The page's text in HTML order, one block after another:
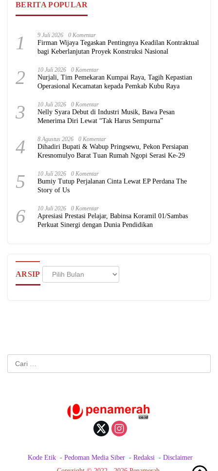
BERITA POPULAR
1 9 Juli 2026 0 Komentar
Firman Wijaya Tegaskan Pentingnya Keadilan Kontraktual
bagi Keberlanjutan Proyek Konstruksi Nasional
2 10 Juli 2026 0 Komentar
Nurjali, Tim Pemekaran Kumpai Raya, Tagih Kepastian
Operasional Kecamatan kepada Pemkab Kubu Raya
3 10 Juli 2026 0 Komentar
Nelly Syara Debut di Industri Musik, Bawa Pesan
Menerima Diri Lewat “Tak Harus Sempurna”
4 8 Agustus 2026 0 Komentar
Dihadiri Bupati & Wabup Pringsewu, Pekon Persiapan
Kresnomulyo Barat Tuan Rumah Ngopi Serasi Ke-29
5 10 Juli 2026 0 Komentar
Bumiy Tutup Perjalanan Cinta Lewat EP Perdana The
Story of Us
6 10 Juli 2026 0 Komentar
Apresiasi Prestasi Pelajar, Babinsa Koramil 01/Sambas
Perkuat Sinergi dengan Dunia Pendidikan
ARSIP
Arsip
Kode Etik Pedoman Media Siber Redaksi
Disclaimer